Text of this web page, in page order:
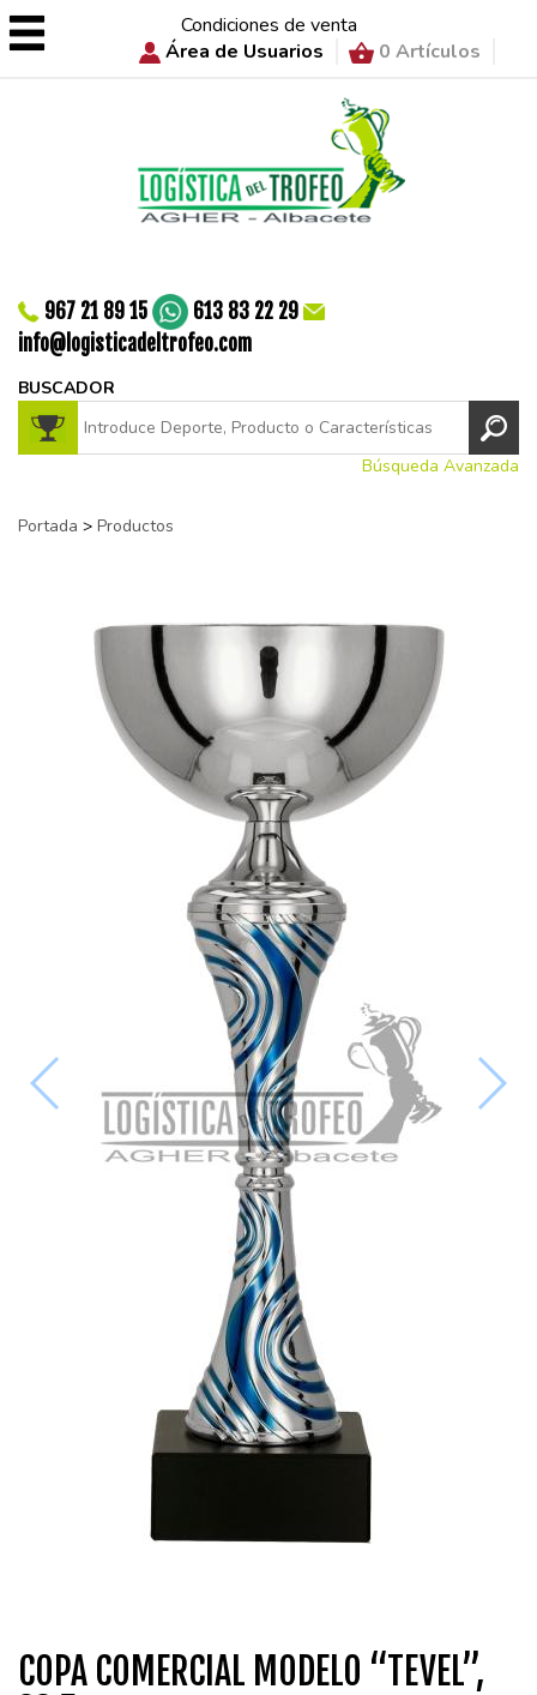
Condiciones de venta
Área de Usuarios
0 Artículos
967 21 89 15
613 83 22 29
info@logisticadeltrofeo.com
BUSCADOR
Búsqueda Avanzada
Portada > Productos
COPA COMERCIAL MODELO “TEVEL”,